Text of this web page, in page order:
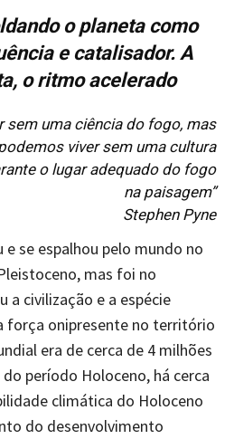
o planeta como
e catalisador. A
o ritmo acelerado
sem uma ciência do fogo, mas
viver sem uma cultura
o lugar adequado do fogo
na paisagem”
Stephen Pyne
e se espalhou pelo mundo no
mas foi no
a civilização e a espécie
força onipresente no território
era de cerca de 4 milhões
período Holoceno, há cerca
climática do Holoceno
do desenvolvimento